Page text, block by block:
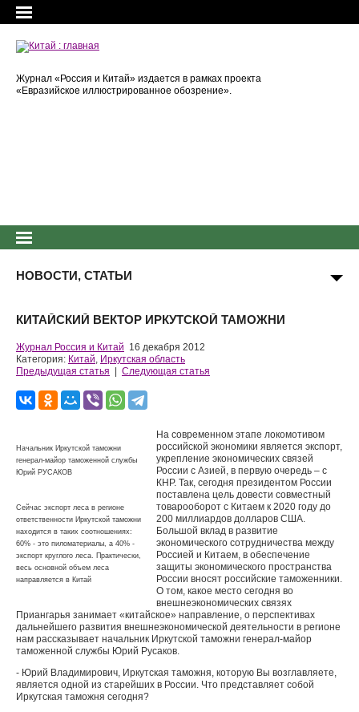
Журнал «Россия и Китай» издается в рамках проекта
«Евразийское иллюстрированное обозрение».
НОВОСТИ, СТАТЬИ
КИТАЙСКИЙ ВЕКТОР ИРКУТСКОЙ ТАМОЖНИ
Журнал Россия и Китай 16 декабря 2012
Категория: Китай, Иркутская область
Предыдущая статья
Следующая статья
Начальник Иркутской таможни
генерал-майор таможенной службы
Юрий РУСАКОВ
Сейчас экспорт леса в регионе
ответственности Иркутской таможни
находится в таких соотношениях:
60% - это пиломатериалы, а 40% -
экспорт круглого леса. Практически,
весь основной объем леса
направляется в Китай
На современном этапе локомотивом
российской экономики является экспорт,
укрепление экономических связей
России с Азией, в первую очередь – с
КНР. Так, сегодня президентом России
поставлена цель довести совместный
товарооборот с Китаем к 2020 году до
200 миллиардов долларов США.
Большой вклад в развитие
экономического сотрудничества между
Россией и Китаем, в обеспечение
защиты экономического пространства
России вносят российские таможенники.
О том, какое место сегодня во
внешнеэкономических связях
Приангарья занимает «китайское» направление, о перспективах
дальнейшего развития внешнеэкономической деятельности в регионе
нам рассказывает начальник Иркутской таможни генерал-майор
таможенной службы Юрий Русаков.
- Юрий Владимирович, Иркутская таможня, которую Вы возглавляете,
является одной из старейших в России. Что представляет собой
Иркутская таможня сегодня?